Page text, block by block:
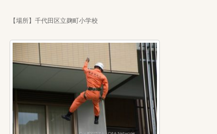
【場所】千代田区立麹町小学校